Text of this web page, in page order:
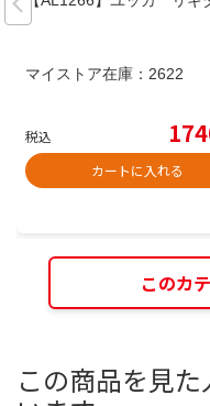
マイストア在庫： 2622
税込
カートに入れる
このカ
この商品を見